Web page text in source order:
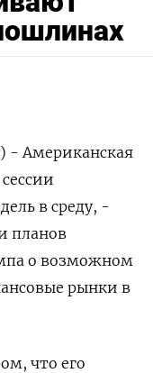
- Американская
в среду, -
планов
о возможном
рынки в
что его